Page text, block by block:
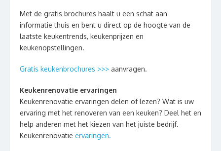
Met de gratis brochures haalt u een schat aan
informatie thuis en bent u direct op de hoogte van de
laatste keukentrends, keukenprijzen en
keukenopstellingen.
Gratis keukenbrochures >>> aanvragen.
Keukenrenovatie ervaringen
Keukenrenovatie ervaringen delen of lezen? Wat is uw
ervaring met het renoveren van een keuken? Deel het en
help anderen met het kiezen van het juiste bedrijf.
Keukenrenovatie ervaringen.